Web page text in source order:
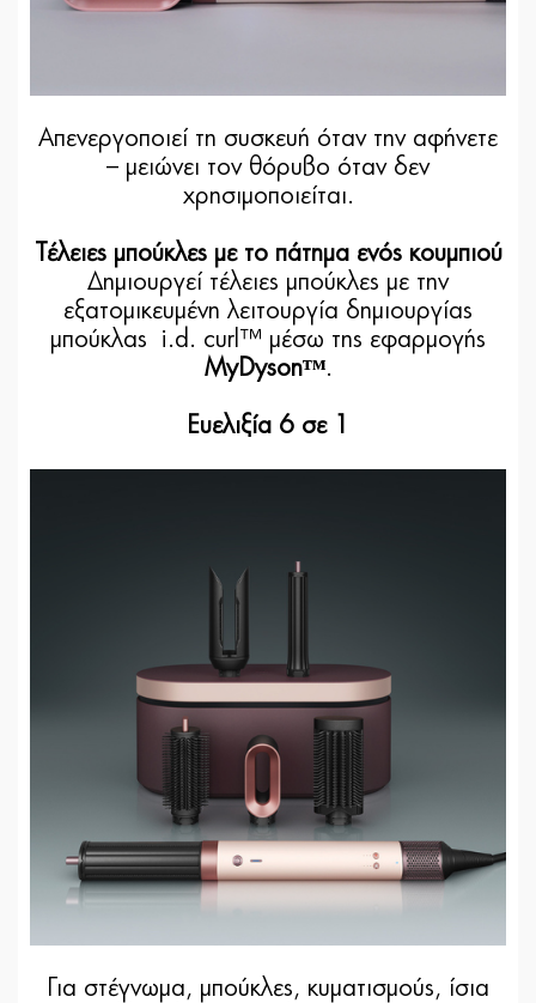
Απενεργοποιεί τη συσκευή όταν την αφήνετε
– μειώνει τον θόρυβο όταν δεν
χρησιμοποιείται.
Τέλειες μπούκλες με το πάτημα ενός κουμπιού
Δημιουργεί τέλειες μπούκλες με την
εξατομικευμένη λειτουργία δημιουργίας
μπούκλας i.d. curl™ μέσω της εφαρμογής
MyDysonᵀᴹ.
Ευελιξία 6 σε 1
Για στέγνωμα, μπούκλες, κυματισμούς, ίσια